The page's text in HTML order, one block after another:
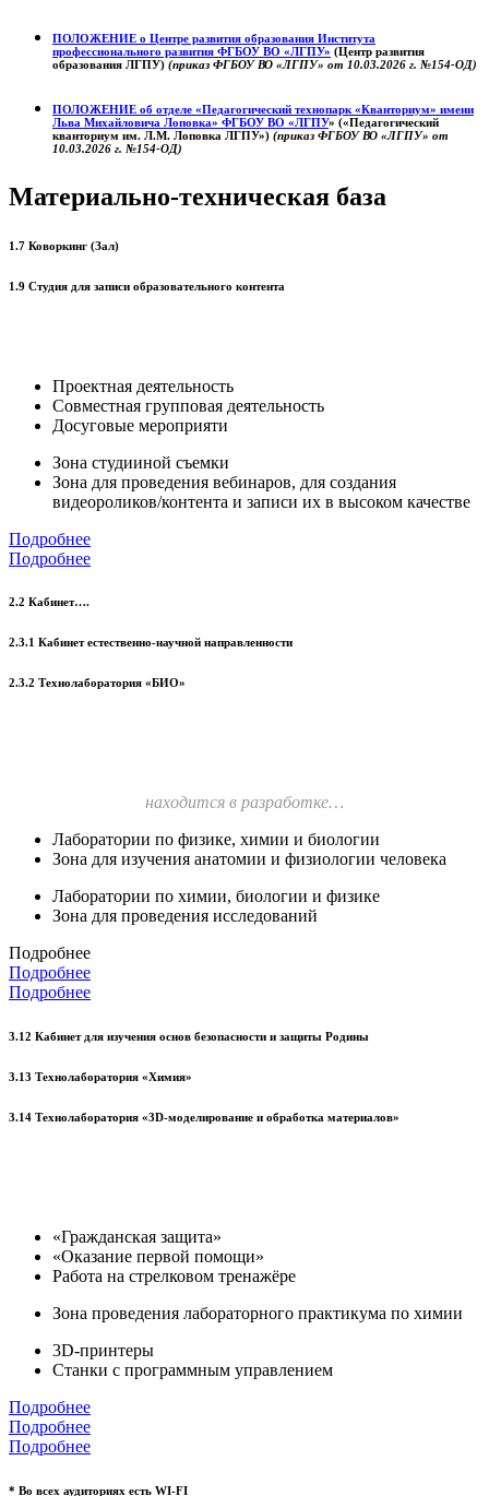
ПОЛОЖЕНИЕ о Центре развития образования Института
профессионального развития ФГБОУ ВО «ЛГПУ» (Центр развития
образования ЛГПУ) (приказ ФГБОУ ВО «ЛГПУ» от 10.03.2026 г. №154-ОД)
ПОЛОЖЕНИЕ об отделе «Педагогический технопарк «Кванториум» имени
Льва Михайловича Лоповка» ФГБОУ ВО «ЛГПУ» («Педагогический
кванториум им. Л.М. Лоповка ЛГПУ») (приказ ФГБОУ ВО «ЛГПУ» от
10.03.2026 г. №154-ОД)
Материально-техническая база
1.7 Коворкинг (Зал)
1.9 Студия для записи образовательного контента
Проектная деятельность
Совместная групповая деятельность
Досуговые мероприяти
Зона студииной съемки
Зона для проведения вебинаров, для создания
видеороликов/контента и записи их в высоком качестве
Подробнее
Подробнее
2.2 Кабинет….
2.3.1 Кабинет естественно-научной направленности
2.3.2 Технолаборатория «БИО»
находится в разработке…
Лаборатории по физике, химии и биологии
Зона для изучения анатомии и физиологии человека
Лаборатории по химии, биологии и физике
Зона для проведения исследований
Подробнее
Подробнее
Подробнее
3.12 Кабинет для изучения основ безопасности и защиты Родины
3.13 Технолаборатория «Химия»
3.14 Технолаборатория «3D-моделирование и обработка материалов»
«Гражданская защита»
«Оказание первой помощи»
Работа на стрелковом тренажёре
Зона проведения лабораторного практикума по химии
3D-принтеры
Станки с программным управлением
Подробнее
Подробнее
Подробнее
* Во всех аудиториях есть WI-FI